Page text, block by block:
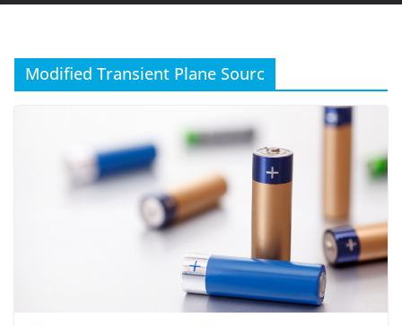
Modified Transient Plane Sourc